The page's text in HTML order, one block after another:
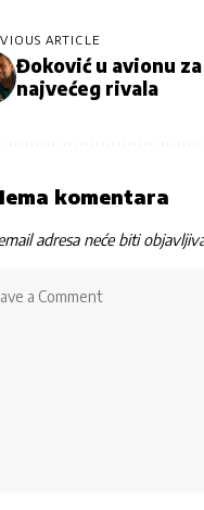
ARTICLE
Đoković u avionu
najvećeg rivala
komentara
adresa neće biti